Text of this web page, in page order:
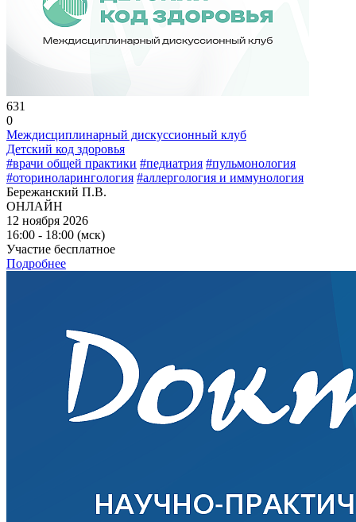
631
0
Междисциплинарный дискуссионный клуб
Детский код здоровья
#врачи общей практики #педиатрия #пульмонология
#оториноларингология #аллергология и иммунология
Бережанский П.В.
ОНЛАЙН
12 ноября 2026
16:00 - 18:00 (мск)
Участие бесплатное
Подробнее